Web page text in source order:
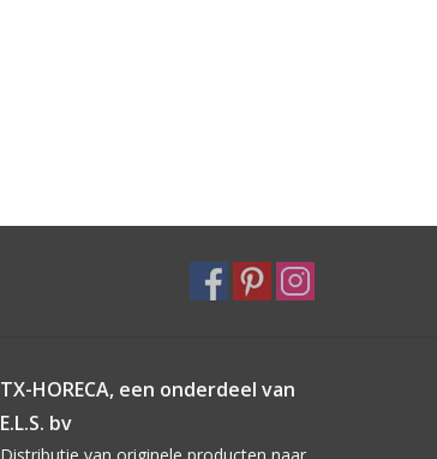
TX-HORECA, een onderdeel van
E.L.S. bv